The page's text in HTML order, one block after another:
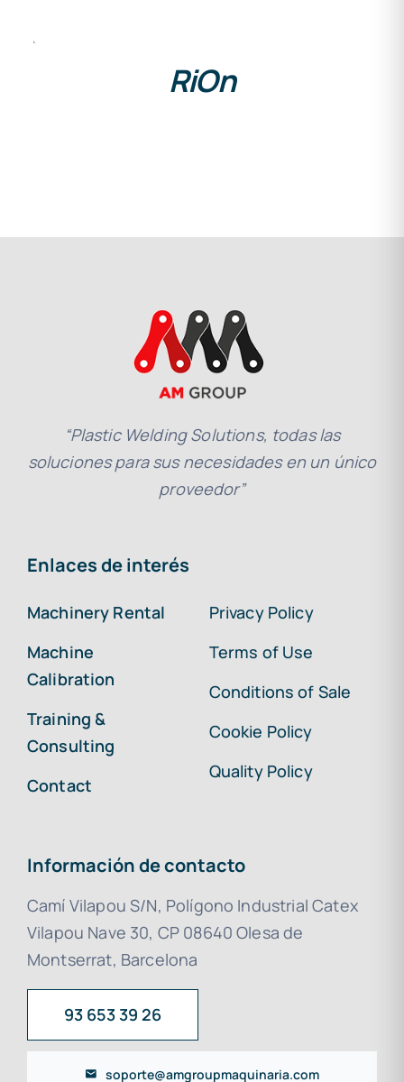
RiOn
“Plastic Welding Solutions, todas las
soluciones para sus necesidades en un único
proveedor”
Enlaces de interés
Machinery Rental
Machine
Calibration
Training &
Consulting
Contact
Privacy Policy
Terms of Use
Conditions of Sale
Cookie Policy
Quality Policy
Información de contacto
Camí Vilapou S/N, Polígono Industrial Catex
Vilapou Nave 30, CP 08640 Olesa de
Montserrat, Barcelona
93 653 39 26
soporte@amgroupmaquinaria.com